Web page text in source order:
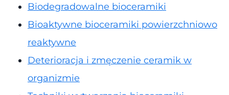
Biodegradowalne bioceramiki
Bioaktywne bioceramiki powierzchniowo
reaktywne
Deterioracja i zmęczenie ceramik w
organizmie